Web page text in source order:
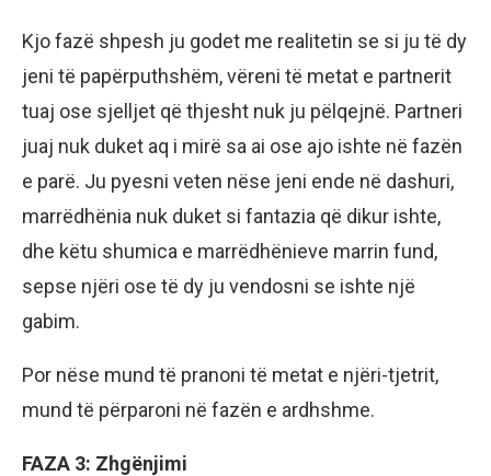
Kjo fazë shpesh ju godet me realitetin se si ju të dy
jeni të papërputhshëm, vëreni të metat e partnerit
tuaj ose sjelljet që thjesht nuk ju pëlqejnë. Partneri
juaj nuk duket aq i mirë sa ai ose ajo ishte në fazën
e parë. Ju pyesni veten nëse jeni ende në dashuri,
marrëdhënia nuk duket si fantazia që dikur ishte,
dhe këtu shumica e marrëdhënieve marrin fund,
sepse njëri ose të dy ju vendosni se ishte një
gabim.
Por nëse mund të pranoni të metat e njëri-tjetrit,
mund të përparoni në fazën e ardhshme.
FAZA 3: Zhgënjimi